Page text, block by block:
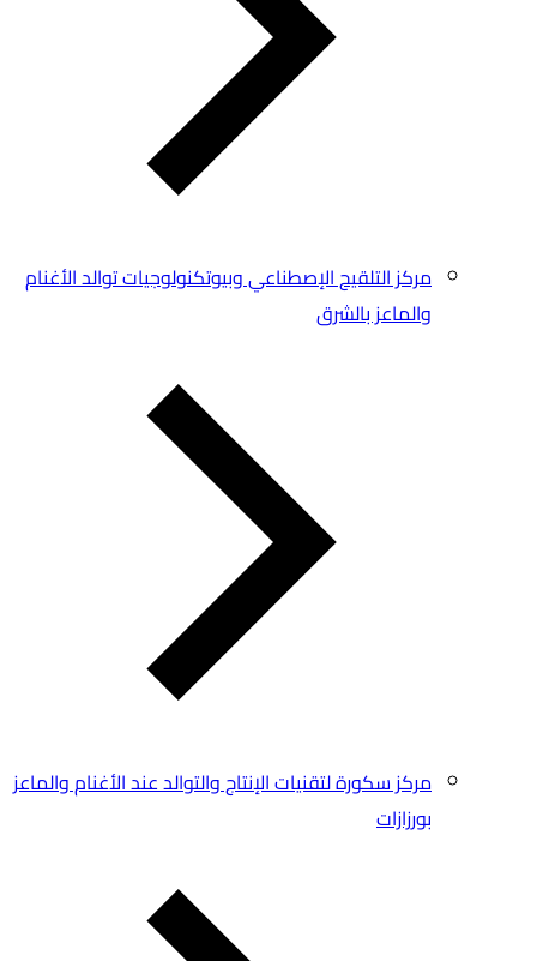
مركز التلقيح الإصطناعي وبيوتكنولوجيات توالد الأغنام
والماعز بالشرق
مركز سكورة لتقنيات الإنتاج والتوالد عند الأغنام والماعز
بورزازات